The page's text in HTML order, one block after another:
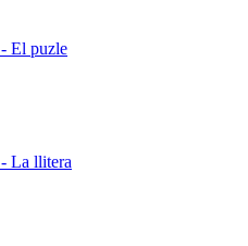
El puzle
La llitera